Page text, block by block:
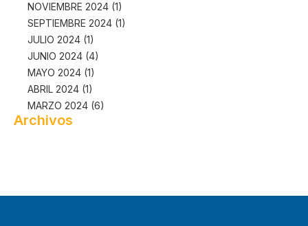
Archivos
NOVIEMBRE 2024 (1)
SEPTIEMBRE 2024 (1)
JULIO 2024 (1)
JUNIO 2024 (4)
MAYO 2024 (1)
ABRIL 2024 (1)
MARZO 2024 (6)